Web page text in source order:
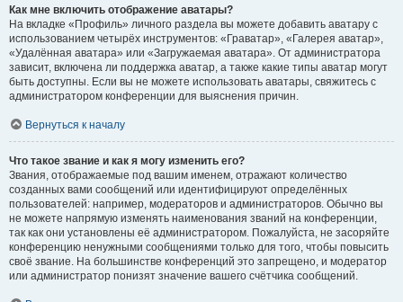
Как мне включить отображение аватары?
На вкладке «Профиль» личного раздела вы можете добавить аватару с
использованием четырёх инструментов: «Граватар», «Галерея аватар»,
«Удалённая аватара» или «Загружаемая аватара». От администратора
зависит, включена ли поддержка аватар, а также какие типы аватар могут
быть доступны. Если вы не можете использовать аватары, свяжитесь с
администратором конференции для выяснения причин.
Вернуться к началу
Что такое звание и как я могу изменить его?
Звания, отображаемые под вашим именем, отражают количество
созданных вами сообщений или идентифицируют определённых
пользователей: например, модераторов и администраторов. Обычно вы
не можете напрямую изменять наименования званий на конференции,
так как они установлены её администратором. Пожалуйста, не засоряйте
конференцию ненужными сообщениями только для того, чтобы повысить
своё звание. На большинстве конференций это запрещено, и модератор
или администратор понизят значение вашего счётчика сообщений.